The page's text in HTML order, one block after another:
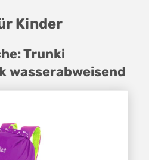
Kinder
Trunki
wasserabweisend